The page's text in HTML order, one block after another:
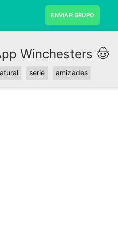
ENVIAR GRUPO
Winchesters 🤠
serie amizades